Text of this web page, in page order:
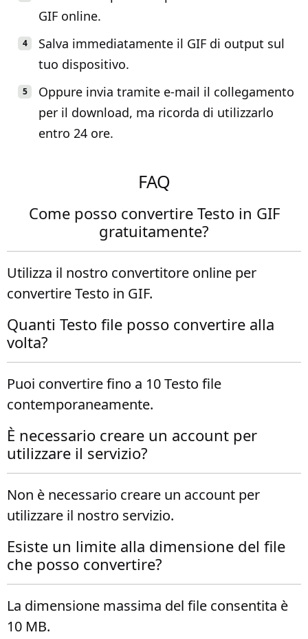
GIF online.
Salva immediatamente il GIF di output sul
tuo dispositivo.
Oppure invia tramite e-mail il collegamento
per il download, ma ricorda di utilizzarlo
entro 24 ore.
FAQ
Come posso convertire Testo in GIF
gratuitamente?
Utilizza il nostro convertitore online per
convertire Testo in GIF.
Quanti Testo file posso convertire alla
volta?
Puoi convertire fino a 10 Testo file
contemporaneamente.
È necessario creare un account per
utilizzare il servizio?
Non è necessario creare un account per
utilizzare il nostro servizio.
Esiste un limite alla dimensione del file
che posso convertire?
La dimensione massima del file consentita è
10 MB.